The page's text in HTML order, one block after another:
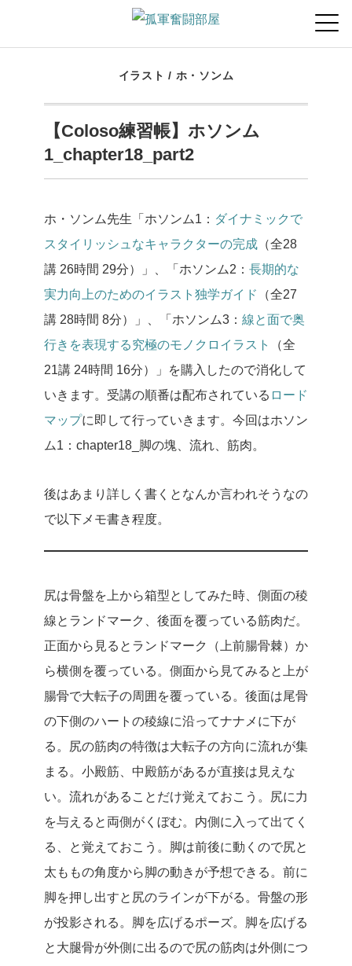
イラスト / ホ・ソンム
【Coloso練習帳】ホソンム
1_chapter18_part2
ホ・ソンム先生「ホソンム1： ダイナミックで
スタイリッシュなキャラクターの完成 （全28
講 26時間 29分）」、「ホソンム2： 長期的な
実力向上のためのイラスト独学ガイド
（全27
講 28時間 8分）」、「ホソンム3： 線と面で奥
行きを表現する究極のモノクロイラスト
（全
21講 24時間 16分）」を購入したので消化して
いきます。受講の順番は配布されている ロード
マップに即して行っていきます。今回はホソン
ム1：chapter18_脚の塊、流れ、筋肉。
後はあまり詳しく書くとなんか言われそうなの
で以下メモ書き程度。
尻は骨盤を上から箱型としてみた時、側面の稜
線とランドマーク、後面を覆っている筋肉だ。
正面から見るとランドマーク（上前腸骨棘）か
ら横側を覆っている。側面から見てみると上が
腸骨で大転子の周囲を覆っている。後面は尾骨
の下側のハートの稜線に沿ってナナメに下が
る。尻の筋肉の特徴は大転子の方向に流れが集
まる。小殿筋、中殿筋があるが直接は見えな
い。流れがあることだけ覚えておこう。尻に力
を与えると両側がくぼむ。内側に入って出てく
る、と覚えておこう。脚は前後に動くので尻と
太ももの角度から脚の動きが予想できる。前に
脚を押し出すと尻のラインが下がる。骨盤の形
が投影される。脚を広げるポーズ。脚を広げる
と大腿骨が外側に出るので尻の筋肉は外側につ